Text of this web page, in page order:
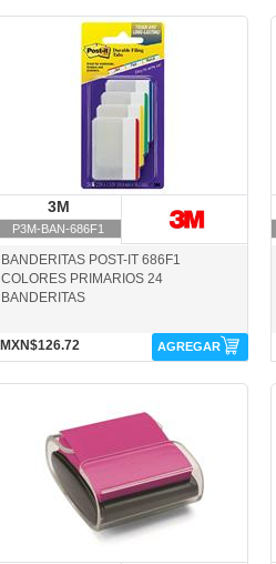
P3M-BAN-686F1-3M
3M
P3M-BAN-686F1
BANDERITAS POST-IT 686F1
COLORES PRIMARIOS 24
BANDERITAS
MXN$126.72 AGREGAR